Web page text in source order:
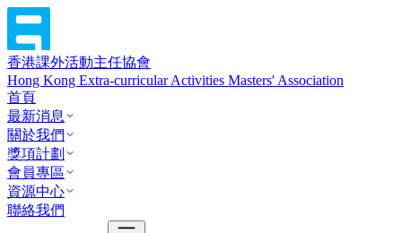
香港課外活動主任協會
Hong Kong Extra-curricular Activities Masters' Association
首頁
最新消息
關於我們
獎項計劃
會員專區
資源中心
聯絡我們